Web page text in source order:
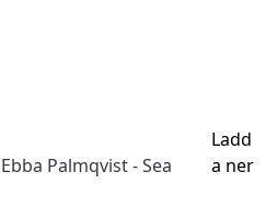
Ebba Palmqvist - Sea
Ladd
a ner